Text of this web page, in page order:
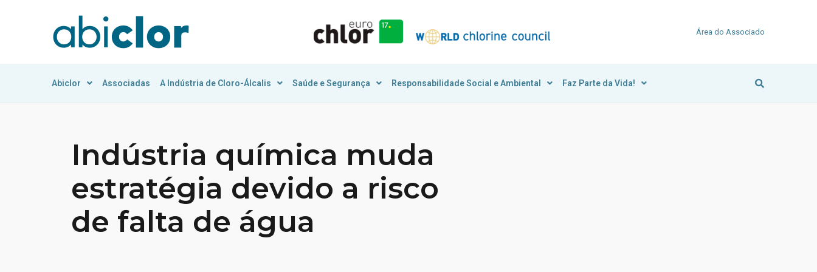
Área do Associado
Abiclor Associadas A Indústria de Cloro-Álcalis Saúde e Segurança Responsabilidade Social e Ambiental Faz Parte da Vida!
Indústria química muda
estratégia devido a risco
de falta de água